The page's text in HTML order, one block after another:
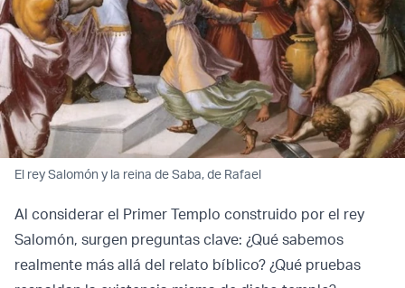
El rey Salomón y la reina de Saba, de Rafael
Al considerar el Primer Templo construido por el rey
Salomón, surgen preguntas clave: ¿Qué sabemos
realmente más allá del relato bíblico? ¿Qué pruebas